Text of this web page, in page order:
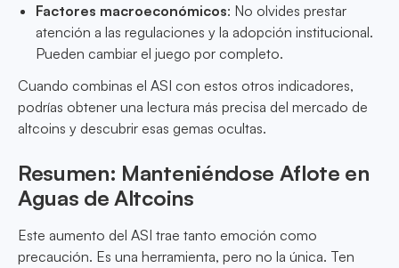
Factores macroeconómicos: No olvides prestar
atención a las regulaciones y la adopción institucional.
Pueden cambiar el juego por completo.
Cuando combinas el ASI con estos otros indicadores,
podrías obtener una lectura más precisa del mercado de
altcoins y descubrir esas gemas ocultas.
Resumen: Manteniéndose Aflote en
Aguas de Altcoins
Este aumento del ASI trae tanto emoción como
precaución. Es una herramienta, pero no la única. Ten